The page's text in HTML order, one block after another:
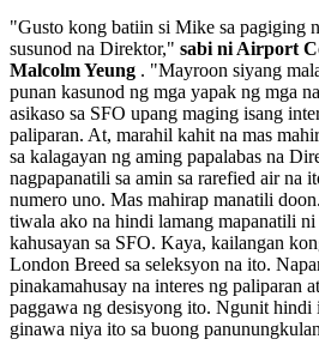
"Gusto kong batiin si Mike sa pagiging
susunod na Direktor," sabi ni Airport
Malcolm Yeung . "Mayroon siyang
punan kasunod ng mga yapak ng mga
asikaso sa SFO upang maging isang
paliparan. At, marahil kahit na mas
sa kalagayan ng aming papalabas na
nagpapanatili sa amin sa rarefied air na
numero uno. Mas mahirap manatili
tiwala ako na hindi lamang mapanatili
kahusayan sa SFO. Kaya, kailangan
London Breed sa seleksyon na ito.
pinakamahusay na interes ng paliparan
paggawa ng desisyong ito. Ngunit hindi
ginawa niya ito sa buong